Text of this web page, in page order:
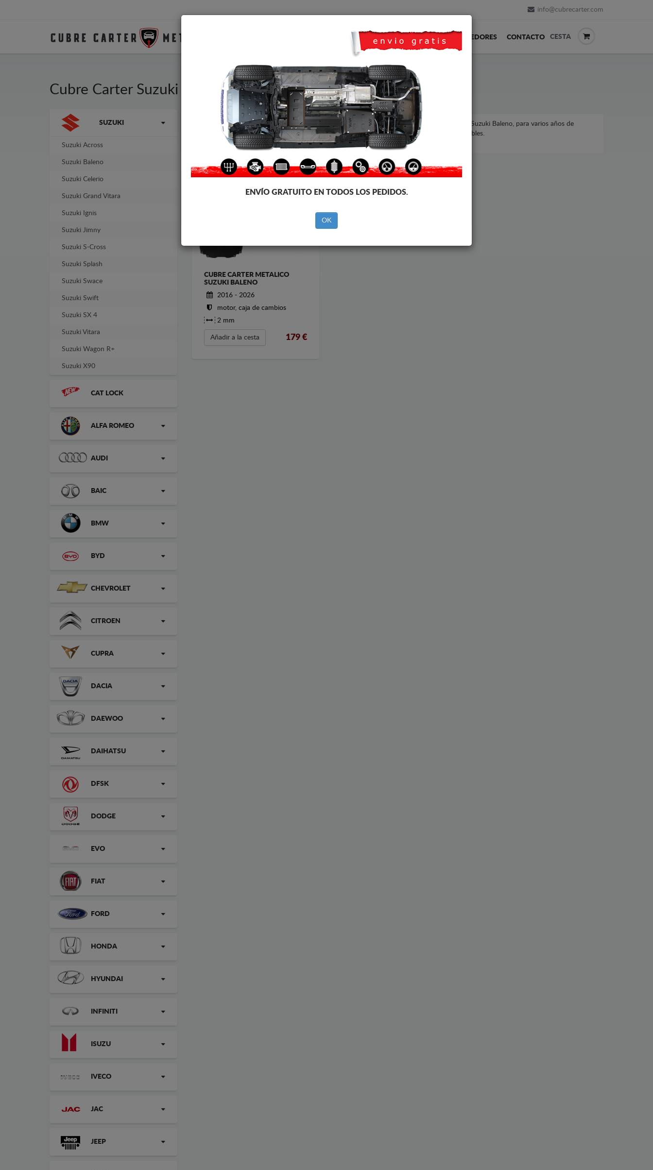
info@cubrecarter.com
TRANSPORTE FEEDBACK REVENDEDORES CONTACTO CESTA
Cubre Carter Suzuki Baleno
La marca SUZUKI
Suzuki Across
Suzuki Baleno
Suzuki Celerio
Suzuki Grand Vitara
Suzuki Ignis
Suzuki Jimny
Suzuki S-Cross
Suzuki Splash
Suzuki Swace
Suzuki Swift
Suzuki SX 4
Suzuki Vitara
Suzuki Wagon R+
Suzuki X90
CAT LOCK
ALFA ROMEO
AUDI
BAIC
BMW
BYD
CHEVROLET
CITROEN
CUPRA
DACIA
DAEWOO
DAIHATSU
DFSK
DODGE
EVO
FIAT
FORD
HONDA
HYUNDAI
INFINITI
ISUZU
IVECO
JAC
JEEP
Cubre carter metalico para el motor y la caja de cambios de los vehículos Suzuki, modelo Suzuki Baleno, para varios años de
fabricación. Cubre carter metalico, 2-3 mm de espesor, fáciles de montar, a precios asequibles.
No necesita homologación con ITV
CUBRE CARTER METALICO
SUZUKI BALENO
2016 - 2026
motor, caja de cambios
2 mm
Añadir a la cesta 179€
ENVÍO GRATUITO EN TODOS LOS PEDIDOS.
OK